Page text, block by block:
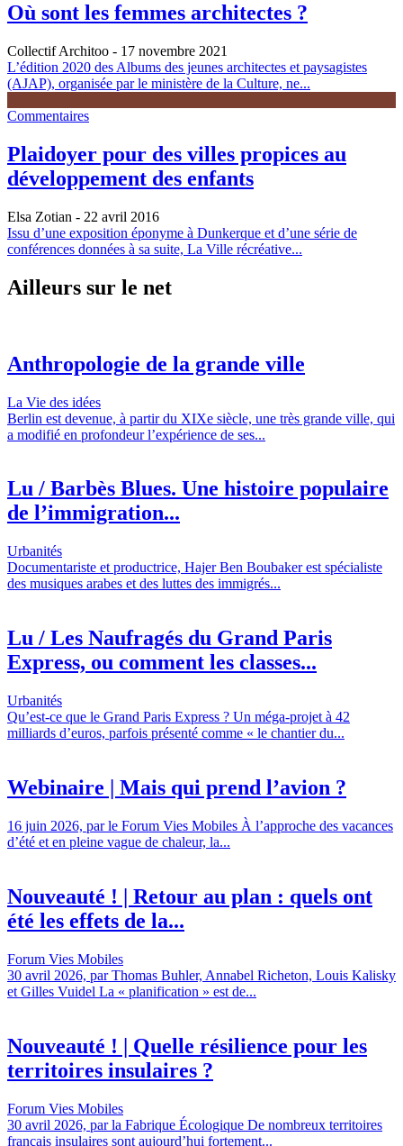
Où sont les femmes architectes ?
Collectif Architoo - 17 novembre 2021
L’édition 2020 des Albums des jeunes architectes et paysagistes
(AJAP), organisée par le ministère de la Culture, ne...
Commentaires
Plaidoyer pour des villes propices au
développement des enfants
Elsa Zotian - 22 avril 2016
Issu d’une exposition éponyme à Dunkerque et d’une série de
conférences données à sa suite, La Ville récréative...
Ailleurs sur le net
Anthropologie de la grande ville
La Vie des idées
Berlin est devenue, à partir du XIXe siècle, une très grande ville, qui
a modifié en profondeur l’expérience de ses...
Lu / Barbès Blues. Une histoire populaire
de l’immigration...
Urbanités
Documentariste et productrice, Hajer Ben Boubaker est spécialiste
des musiques arabes et des luttes des immigrés...
Lu / Les Naufragés du Grand Paris
Express, ou comment les classes...
Urbanités
Qu’est-ce que le Grand Paris Express ? Un méga-projet à 42
milliards d’euros, parfois présenté comme « le chantier du...
Webinaire | Mais qui prend l’avion ?
16 juin 2026, par le Forum Vies Mobiles À l’approche des vacances
d’été et en pleine vague de chaleur, la...
Nouveauté ! | Retour au plan : quels ont
été les effets de la...
Forum Vies Mobiles
30 avril 2026, par Thomas Buhler, Annabel Richeton, Louis Kalisky
et Gilles Vuidel La « planification » est de...
Nouveauté ! | Quelle résilience pour les
territoires insulaires ?
Forum Vies Mobiles
30 avril 2026, par la Fabrique Écologique De nombreux territoires
français insulaires sont aujourd’hui fortement...